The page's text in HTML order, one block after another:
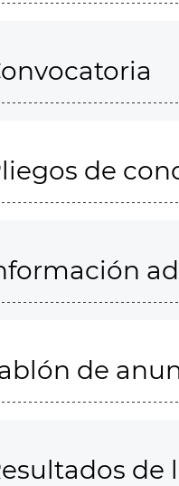
de
de
de